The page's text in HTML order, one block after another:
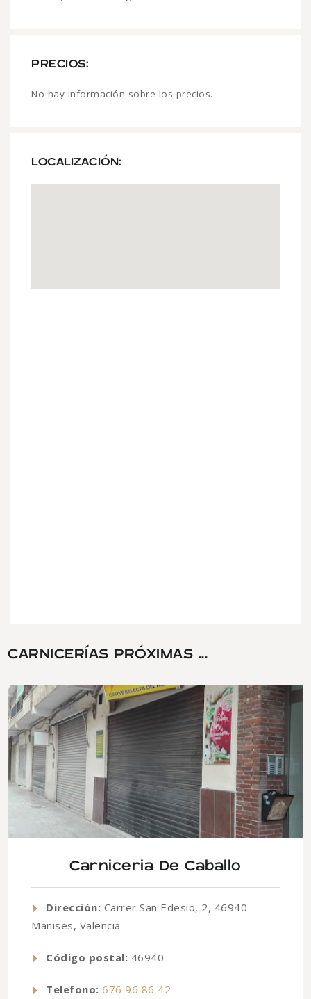
PRECIOS:
No hay información sobre los precios.
LOCALIZACIÓN:
CARNICERÍAS PRÓXIMAS ...
Carniceria De Caballo
Dirección: Carrer San Edesio, 2, 46940
Manises, Valencia
Código postal: 46940
Telefono: 676 96 86 42